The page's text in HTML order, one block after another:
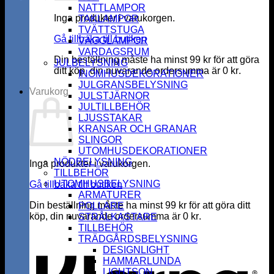
Inga produkter i varukorgen.
Gå tillbaka till butiken
Din beställning måste ha minst99 kr för att göra
ditt köp, din nuvarande ordersumma är 0 kr.
Varukorg
Inga produkter i varukorgen.
Gå tillbaka till butiken
Din beställning måste ha minst99 kr för att göra ditt
köp, din nuvarande ordersumma är 0 kr.
NATTLAMPOR
TAKLAMPOR
TVÄTTSTUGA
VÄGGLAMPOR
VARDAGSRUM
JULBELYSNING
INOMHUSDEKORATIONER
JULGRANSBELYSNING
JULSTJÄRNOR
JULTILLBEHÖR
LJUSSTAKAR
KRANSAR OCH GRANAR
SLINGOR
UTOMHUSDEKORATIONER
NÖDBELYSNING
TILLBEHÖR
UTOMHUSBELYSNING
ARMATURER
POLLARE
STRÅLKASTARE
TILLBEHÖR
TRÄDGÅRDSBELYSNING
DESIGNLIGHT
HAMMARLUNDA
LIGHTSON